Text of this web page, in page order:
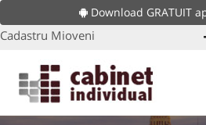
Download GRATUIT
Cadastru Mioveni